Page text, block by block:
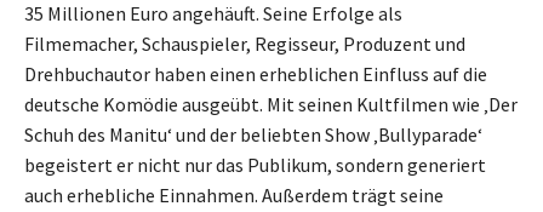
35 Millionen Euro angehäuft. Seine Erfolge als
Filmemacher, Schauspieler, Regisseur, Produzent und
Drehbuchautor haben einen erheblichen Einfluss auf die
deutsche Komödie ausgeübt. Mit seinen Kultfilmen wie ‚Der
Schuh des Manitu‘ und der beliebten Show ‚Bullyparade‘
begeistert er nicht nur das Publikum, sondern generiert
auch erhebliche Einnahmen. Außerdem trägt seine